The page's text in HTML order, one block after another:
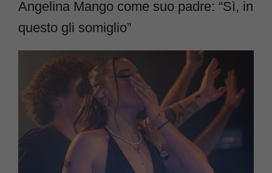
Angelina Mango come suo padre: “Sì, in
questo gli somiglio”